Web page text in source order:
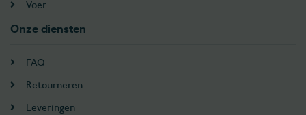
Voer
Onze diensten
FAQ
Retourneren
Leveringen